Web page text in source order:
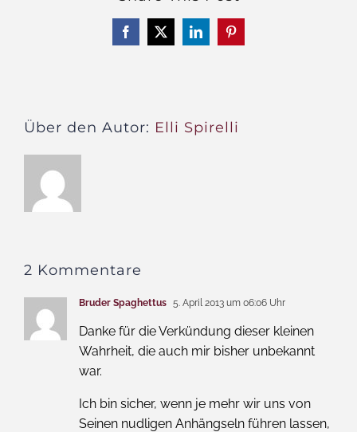
Facebook
X LinkedInPinterest
Über den Autor: Elli Spirelli
2 Kommentare
Bruder Spaghettus 5. April 2013 um 06:06 Uhr
Danke für die Verkündung dieser kleinen
Wahrheit, die auch mir bisher unbekannt
war.
Ich bin sicher, wenn je mehr wir uns von
Seinen nudligen Anhängseln führen lassen,